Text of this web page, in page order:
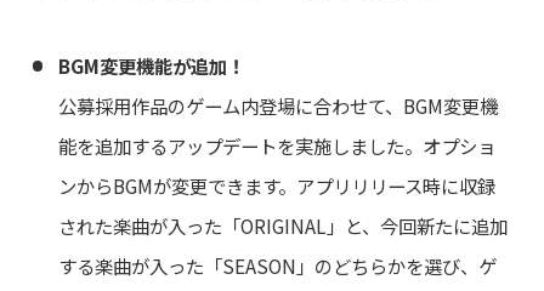
BGM変更機能が追加！
公募採用作品のゲーム内登場に合わせて、BGM変更機
能を追加するアップデートを実施しました。オプショ
ンからBGMが変更できます。アプリリリース時に収録
された楽曲が入った「ORIGINAL」と、今回新たに追加
する楽曲が入った「SEASON」のどちらかを選び、ゲ